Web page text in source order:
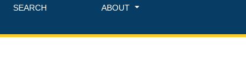
SEARCH ABOUT